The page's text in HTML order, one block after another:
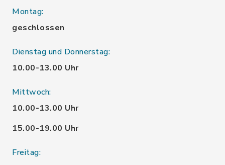
Montag:
geschlossen
Dienstag und Donnerstag:
10.00-13.00 Uhr
Mittwoch:
10.00-13.00 Uhr
15.00-19.00 Uhr
Freitag: